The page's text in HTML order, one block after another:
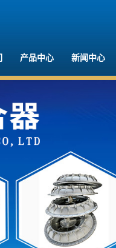
产品中心
限矩型液力偶合器
调速型液力偶合器
偶合器配件
偶合器
新闻中心